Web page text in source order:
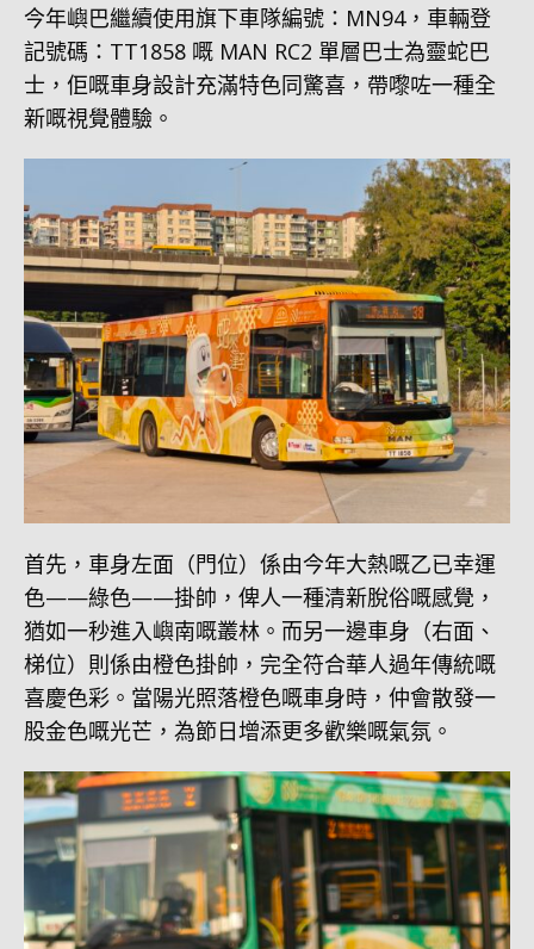
今年嶼巴繼續使用旗下車隊編號：MN94，車輛登
記號碼：TT1858 嘅 MAN RC2 單層巴士為靈蛇巴
士，佢嘅車身設計充滿特色同驚喜，帶嚟咗一種全
新嘅視覺體驗。
首先，車身左面（門位）係由今年大熱嘅乙已幸運
色——綠色——掛帥，俾人一種清新脫俗嘅感覺，
猶如一秒進入嶼南嘅叢林。而另一邊車身（右面、
梯位）則係由橙色掛帥，完全符合華人過年傳統嘅
喜慶色彩。當陽光照落橙色嘅車身時，仲會散發一
股金色嘅光芒，為節日增添更多歡樂嘅氣氛。